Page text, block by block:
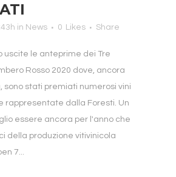
in News 0 Likes Share
uscite le anteprime dei Tre
Rosso 2020 dove, ancora
sono stati premiati numerosi vini
rappresentate dalla Foresti. Un
essere ancora per l'anno che
della produzione vitivinicola
7...